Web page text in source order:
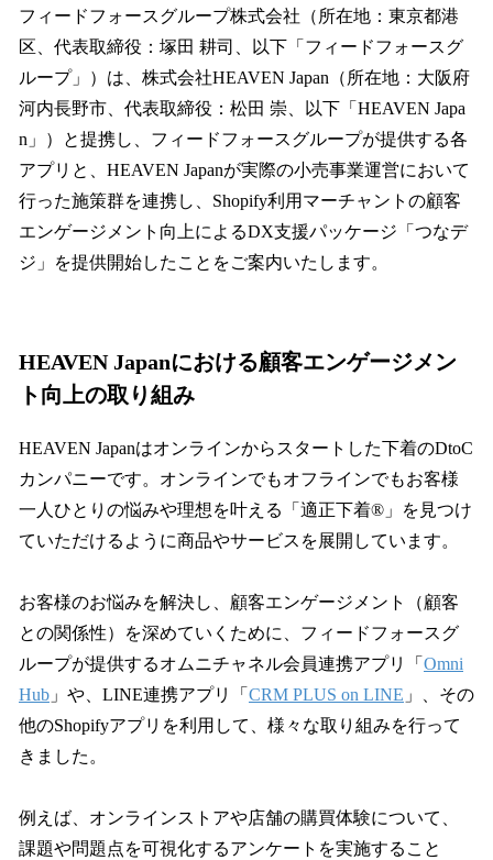
フィードフォースグループ株式会社（所在地：東京都港
区、代表取締役：塚田 耕司、以下「フィードフォースグ
ループ」）は、株式会社HEAVEN Japan（所在地：大阪府
河内長野市、代表取締役：松田 崇、以下「HEAVEN Japa
n」）と提携し、フィードフォースグループが提供する各
アプリと、HEAVEN Japanが実際の小売事業運営において
行った施策群を連携し、Shopify利用マーチャントの顧客
エンゲージメント向上によるDX支援パッケージ「つなデ
ジ」を提供開始したことをご案内いたします。
HEAVEN Japanにおける顧客エンゲージメン
ト向上の取り組み
HEAVEN Japanはオンラインからスタートした下着のDtoC
カンパニーです。オンラインでもオフラインでもお客様
一人ひとりの悩みや理想を叶える「適正下着®」を見つけ
ていただけるように商品やサービスを展開しています。
お客様のお悩みを解決し、顧客エンゲージメント（顧客
との関係性）を深めていくために、フィードフォースグ
ループが提供するオムニチャネル会員連携アプリ「 Omni
Hub 」や、LINE連携アプリ「 CRM PLUS on LINE 」、その
他のShopifyアプリを利用して、様々な取り組みを行って
きました。
例えば、オンラインストアや店舗の購買体験について、
課題や問題点を可視化するアンケートを実施すること